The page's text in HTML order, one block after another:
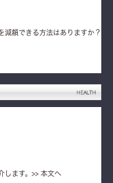
減額できる方法はありますか？
ます。 >> 本文へ